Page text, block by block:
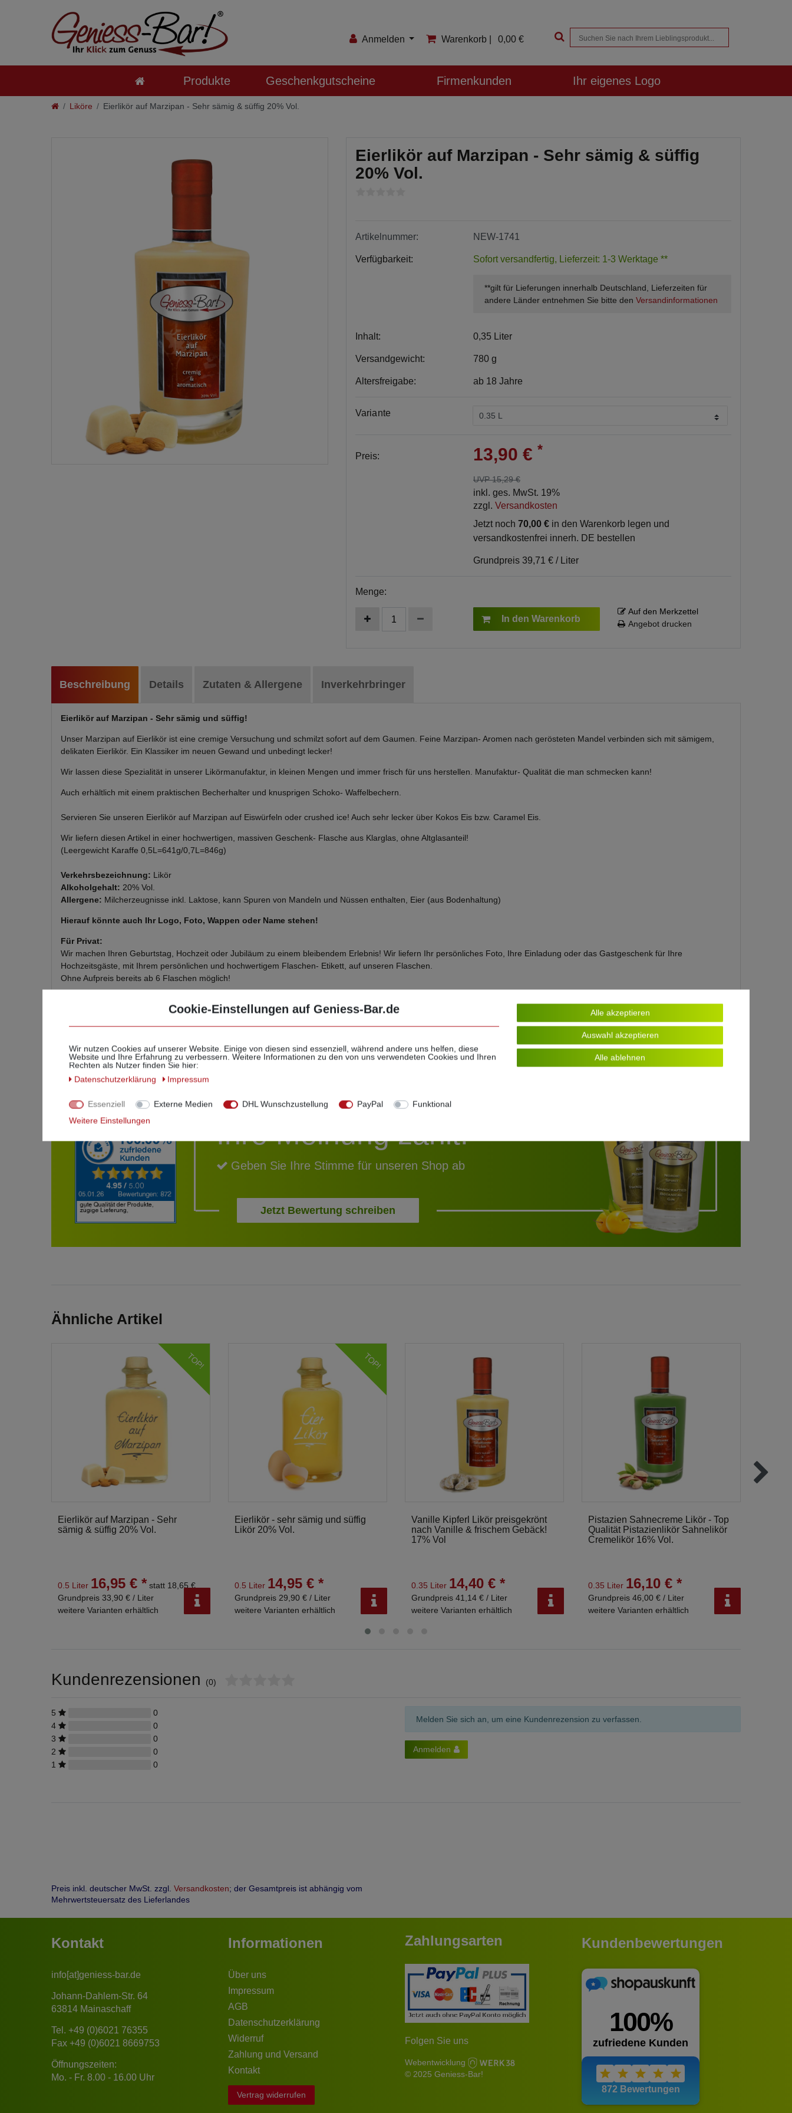
Anmelden Warenkorb | 0,00 €
Produkte Geschenkgutscheine Firmenkunden Ihr eigenes Logo
Liköre Eierlikör auf Marzipan - Sehr sämig & süffig 20% Vol.
Eierlikör auf Marzipan - Sehr sämig & süffig
20% Vol.
Artikelnummer: NEW-1741
Verfügbarkeit: Sofort versandfertig, Lieferzeit: 1-3 Werktage **
**gilt für Lieferungen innerhalb Deutschland, Lieferzeiten für
andere Länder entnehmen Sie bitte den Versandinformationen
Inhalt: 0,35 Liter
Versandgewicht: 780 g
Altersfreigabe: ab 18 Jahre
Variante
Preis: 13,90 € *
UVP 15,29 €
inkl. ges. MwSt. 19%
zzgl. Versandkosten
Jetzt noch 70,00 € in den Warenkorb legen und
versandkostenfrei innerh. DE bestellen
Grundpreis 39,71 € / Liter
Menge:
In den Warenkorb
Auf den Merkzettel
Angebot drucken
Beschreibung Details Zutaten & Allergene Inverkehrbringer
Eierlikörauf Marzipan - Sehr sämig und süffig!
Unser Marzipan auf Eierlikör ist eine cremige Versuchung und schmilzt sofort auf dem Gaumen. Feine Marzipan- Aromen nach gerösteten Mandel verbinden sich mit sämigem,
delikaten Eierlikör. Ein Klassiker im neuen Gewand und unbedingt lecker!
Wir lassen diese Spezialität in unserer Likörmanufaktur, in kleinen Mengen und immer frisch für uns herstellen. Manufaktur- Qualität die man schmecken kann!
Auch erhältlich mit einem praktischen Becherhalter und knusprigen Schoko- Waffelbechern.
Servieren Sie unseren Eierlikör auf Marzipan auf Eiswürfeln oder crushed ice! Auch sehr lecker über Kokos Eis bzw. Caramel Eis.
Wir liefern diesen Artikel in einer hochwertigen, massiven Geschenk- Flasche aus Klarglas, ohne Altglasanteil!
(Leergewicht Karaffe 0,5L=641g/0,7L=846g)
Verkehrsbezeichnung: Likör
Alkoholgehalt: 20% Vol.
Allergene: Milcherzeugnisse inkl. Laktose, kann Spuren von Mandeln und Nüssen enthalten, Eier (aus Bodenhaltung)
Hierauf könnte auch Ihr Logo, Foto, Wappen oder Name stehen!
Für Privat:
Wir machen Ihren Geburtstag, Hochzeit oder Jubiläum zu einem bleibendem Erlebnis! Wir liefern Ihr persönliches Foto, Ihre Einladung oder das Gastgeschenk für Ihre
Hochzeitsgäste, mit Ihrem persönlichen und hochwertigem Flaschen- Etikett, auf unseren Flaschen.
Ohne Aufpreis bereits ab 6 Flaschen möglich!
Verbinden Sie Individualität mit bewährter Geniess-Bar Qualität und setzen Sie Ihre eigene Marke in Szene! Wir setzen das für Sie um!
Ohne Aufpreis bereits ab 12 Flaschen möglich!
Ihre Meinung zählt!
Geben Sie Ihre Stimme für unseren Shop ab
Jetzt Bewertung schreiben
Ähnliche Artikel
TOP!
Eierlikör auf Marzipan - Sehr
sämig & süffig 20% Vol.
0.5 Liter 16,95 € * statt 18,65 €
Grundpreis 33,90 € / Liter
weitere Varianten erhältlich
TOP!
Eierlikör - sehr sämig und süffig
Likör 20% Vol.
0.5 Liter 14,95 € *
Grundpreis 29,90 € / Liter
weitere Varianten erhältlich
Vanille Kipferl Likör preisgekrönt
nach Vanille & frischem Gebäck!
17% Vol
0.35 Liter 14,40 € *
Grundpreis 41,14 € / Liter
weitere Varianten erhältlich
Pistazien Sahnecreme Likör - Top
Qualität Pistazienlikör Sahnelikör
Cremelikör 16% Vol.
0.35 Liter 16,10 € *
Grundpreis 46,00 € / Liter
weitere Varianten erhältlich
Kundenrezensionen (0)
5
0
4
0
3
0
2
0
1
0
Melden Sie sich an, um eine Kundenrezension zu verfassen.
Anmelden
Preis inkl. deutscher MwSt. zzgl. Versandkosten; der Gesamtpreis ist abhängig vom
Mehrwertsteuersatz des Lieferlandes
Kontakt
info[at]geniess-bar.de
Johann-Dahlem-Str. 64
63814 Mainaschaff
Tel. +49 (0)6021 76355
Fax +49 (0)6021 8669753
Öffnungszeiten:
Mo. - Fr. 8.00 - 16.00 Uhr
Informationen
Über uns
Impressum
AGB
Datenschutzerklärung
Widerruf
Zahlung und Versand
Kontakt
Vertrag widerrufen
Zahlungsarten
Folgen Sie uns
Webentwicklung
© 2025 Geniess-Bar!
Kundenbewertungen
Cookie-Einstellungen auf Geniess-Bar.de
Wir nutzen Cookies auf unserer Website. Einige von diesen sind essenziell, während andere uns helfen, diese
Website und Ihre Erfahrung zu verbessern. Weitere Informationen zu den von uns verwendeten Cookies und Ihren
Rechten als Nutzer finden Sie hier:
Daten­schutz­erklärung
Impressum
Essenziell Externe Medien DHL Wunschzustellung PayPal
Funktional
Weitere Einstellungen
Alle akzeptieren
Auswahl akzeptieren
Alle ablehnen